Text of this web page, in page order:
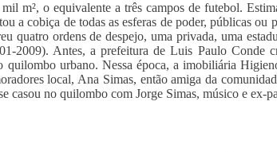
m², o equivalente a três campos de futebol.
a cobiça de todas as esferas de poder, públicas ou
quatro ordens de despejo, uma privada, uma
2009). Antes, a prefeitura de Luis Paulo Conde
urbano. Nessa época, a imobiliária
local, Ana Simas, então amiga da
casou no quilombo com Jorge Simas, músico e ex-